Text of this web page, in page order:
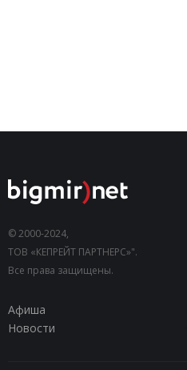
© 2000-2024,
ТОВ «КЕПРЕЙТ ПАРТНЕРС»".
Все права защищены.
Афиша
Новости